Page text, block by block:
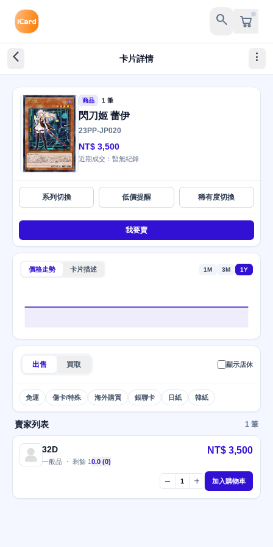
search
arrow_back_ios_new 卡片詳情 more_vert
商品 1 筆
閃刀姬 蕾伊
23PP-JP020
NT$ 3,500
近期成交：暫無紀錄
系列切換 低價提醒 稀有度切換
我要賣
價格走勢 卡片描述 1M 3M 1Y
出售 買取 顯示店休
免運 傷卡/特殊 海外購買 銀聯卡 日紙 韓紙
賣家列表 1 筆
32D
一般品 ・ 剩餘 10.0 (0)
NT$ 3,500
remove 1 add 加入購物車